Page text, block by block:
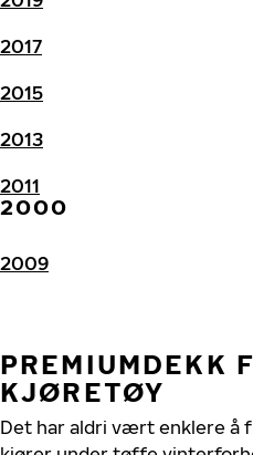
2017
2015
2013
2011
2000
2009
PREMIUMDEKK
KJØRETØY
Det har aldri vært enklere å